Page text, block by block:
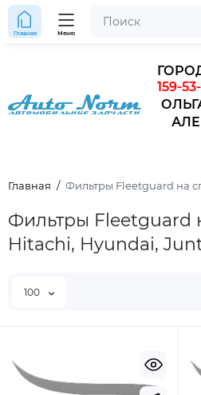
159-
Главная Меню
Главная Фильтры Fleetguard на
Фильтры Fleetguard
Hitachi, Hyundai,
100